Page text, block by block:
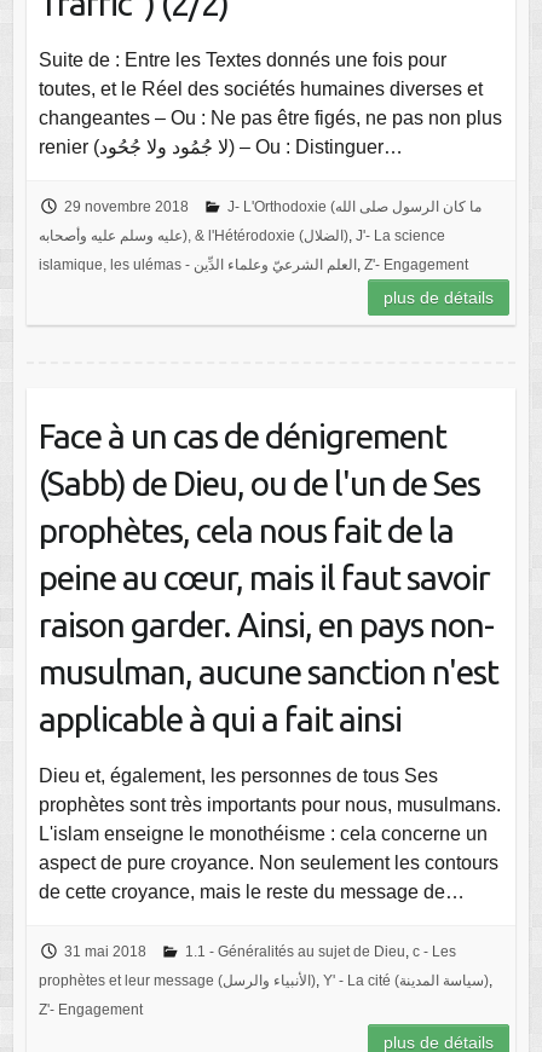
Suite de : Entre les Textes donnés une fois pour
toutes, et le Réel des sociétés humaines diverses et
changeantes – Ou : Ne pas être figés, ne pas non plus
renier (لا جُمُود ولا جُحُود) – Ou : Distinguer…
29 novembre 2018
J- L'Orthodoxie (ما كان الرسول صلى الله
عليه وسلم عليه وأصحابه), & l'Hétérodoxie (الضلال), J'- La science
islamique, les ulémas - العلم الشرعيّ وعلماء الدِّين , Z'- Engagement
plus de détails
Face à un cas de dénigrement
(Sabb) de Dieu, ou de l'un de Ses
prophètes, cela nous fait de la
peine au cœur, mais il faut savoir
raison garder. Ainsi, en pays non-
musulman, aucune sanction n'est
applicable à qui a fait ainsi
Dieu et, également, les personnes de tous Ses
prophètes sont très importants pour nous, musulmans.
L'islam enseigne le monothéisme : cela concerne un
aspect de pure croyance. Non seulement les contours
de cette croyance, mais le reste du message de…
31 mai 2018 1.1 - Généralités au sujet de Dieu, c - Les
prophètes et leur message (الأنبياء والرسل), Y' - La cité (سياسة المدينة),
Z'- Engagement
plus de détails